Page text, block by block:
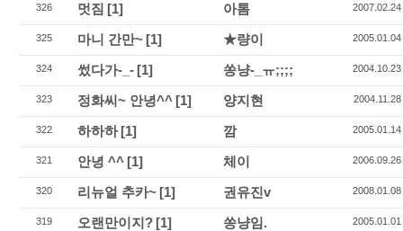
326 멋짐 [1] 아톰 2007.02.24
325 마니 간만~ [1] ★량이 2005.01.04
324 썼다가-_- [1] 쏭냥-_ㅠ;;;; 2004.10.23
323 정화씨~ 안녕^^ [1] 양지현 2004.11.28
322 하하하[1] 깜 2005.01.14
321 안녕 ^^ [1] 체이 2006.09.26
320 리뉴얼 추카~ [1] 권유진v 2008.01.08
319 오랜만이지? [1] 쏭냥임. 2005.01.01